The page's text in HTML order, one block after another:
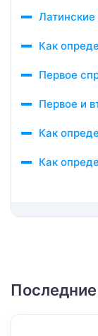
Как
Первое
Первое и
Как
Как